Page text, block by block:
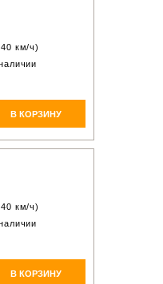
км/ч)
В КОРЗИНУ
км/ч)
В КОРЗИНУ